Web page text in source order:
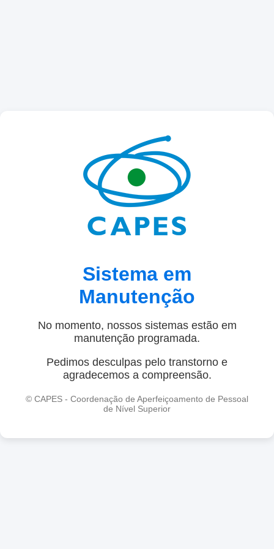
Sistema em
Manutenção
No momento, nossos sistemas estão em
manutenção programada.
Pedimos desculpas pelo transtorno e
agradecemos a compreensão.
© CAPES - Coordenação de Aperfeiçoamento de Pessoal
de Nível Superior